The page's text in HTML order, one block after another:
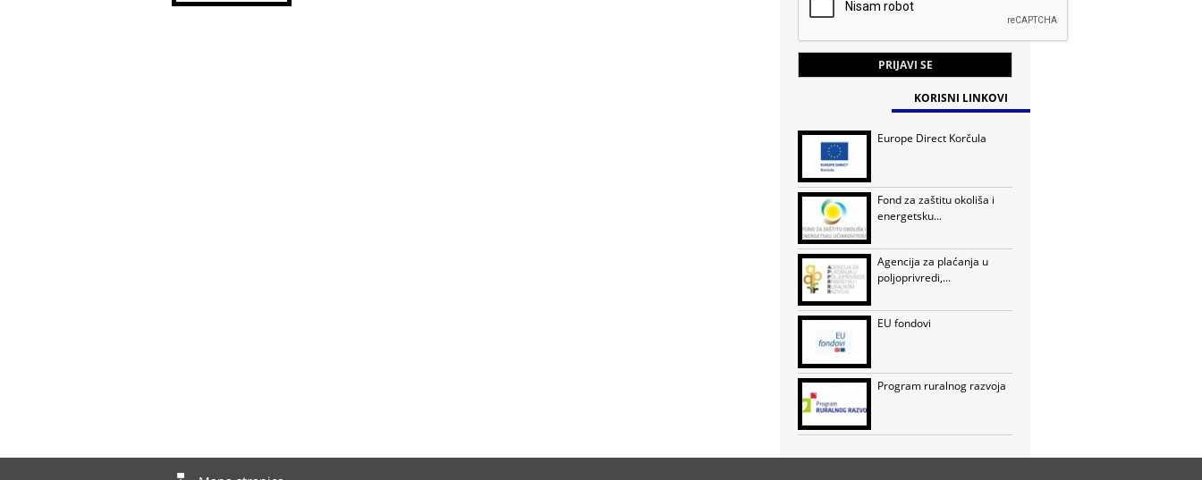
KORISNI LINKOVI
Europe Direct Korčula
Fond za zaštitu okoliša i
energetsku...
Agencija za plaćanja u
poljoprivredi,...
EU fondovi
Program ruralnog razvoja